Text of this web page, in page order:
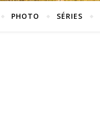
PHOTO SÉRIES